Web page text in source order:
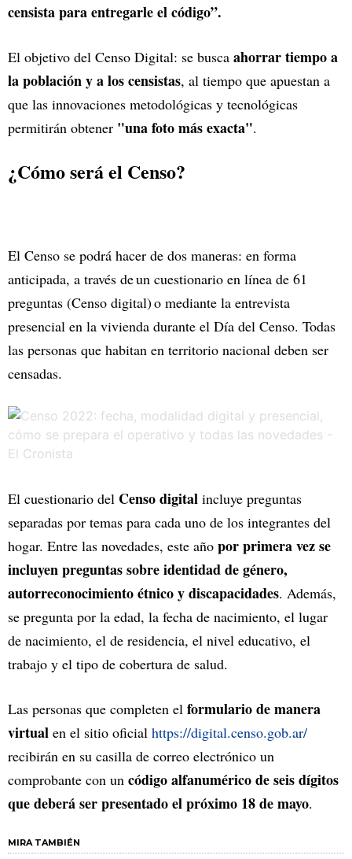
censista para entregarle el código”.
El objetivo del Censo Digital: se busca ahorrar tiempo a
la población y a los censistas, al tiempo que apuestan a
que las innovaciones metodológicas y tecnológicas
permitirán obtener "una foto más exacta".
¿Cómo será el Censo?
El Censo se podrá hacer de dos maneras: en forma
anticipada, a través de un cuestionario en línea de 61
preguntas (Censo digital) o mediante la entrevista
presencial en la vivienda durante el Día del Censo. Todas
las personas que habitan en territorio nacional deben ser
censadas.
El cuestionario del Censo digital incluye preguntas
separadas por temas para cada uno de los integrantes del
hogar. Entre las novedades, este año por primera vez se
incluyen preguntas sobre identidad de género,
autorreconocimiento étnico y discapacidades. Además,
se pregunta por la edad, la fecha de nacimiento, el lugar
de nacimiento, el de residencia, el nivel educativo, el
trabajo y el tipo de cobertura de salud.
Las personas que completen el formulario de manera
virtual en el sitio oficial https://digital.censo.gob.ar/
recibirán en su casilla de correo electrónico un
comprobante con un código alfanumérico de seis dígitos
que deberá ser presentado el próximo 18 de mayo.
MIRA TAMBIÉN